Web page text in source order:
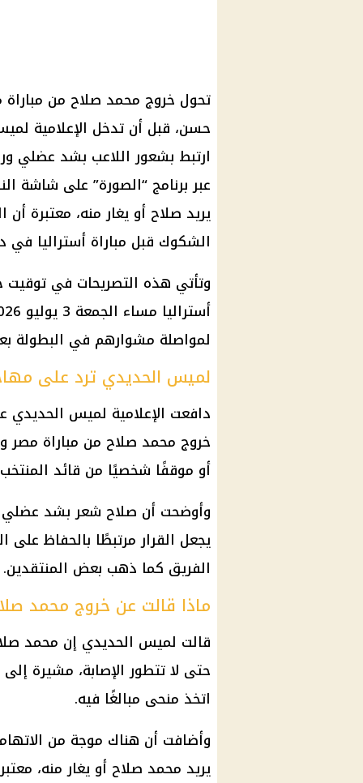
تحول خروج محمد صلاح من
حسن، قبل أن تدخل الإعلامية
ارتبط بشعور اللاعب بشد عضلي
عبر برنامج “الصورة” على شاشة
يريد صلاح أو يغار منه، معتبرة
الشكوك قبل مباراة أستراليا في دور الـ32 من كأس
وتأتي هذه التصريحات في
لمواصلة مشوارهم في البطولة
لميس الحديدي ترد على
دافعت الإعلامية لميس
خروج محمد صلاح من مباراة مصر
أو موقفًا شخصيًا من قائد
وأوضحت أن صلاح شعر بشد عضلي
يجعل القرار مرتبطًا بالحفاظ على
الفريق كما ذهب بعض المنتقدين.
ماذا قالت عن خروج محمد
قالت لميس الحديدي إن محمد
حتى لا تتطور الإصابة، مشيرة
اتخذ منحى مبالغًا فيه.
وأضافت أن هناك موجة من
يريد محمد صلاح أو يغار منه،